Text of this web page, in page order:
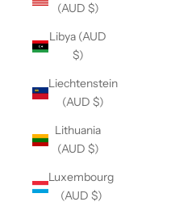
(AUD $)
Libya (AUD
$)
Liechtenstein
(AUD $)
Lithuania
(AUD $)
Luxembourg
(AUD $)